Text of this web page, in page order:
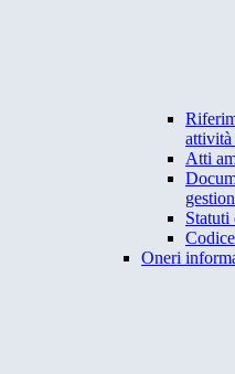
attività
Atti
Statuti
Oneri